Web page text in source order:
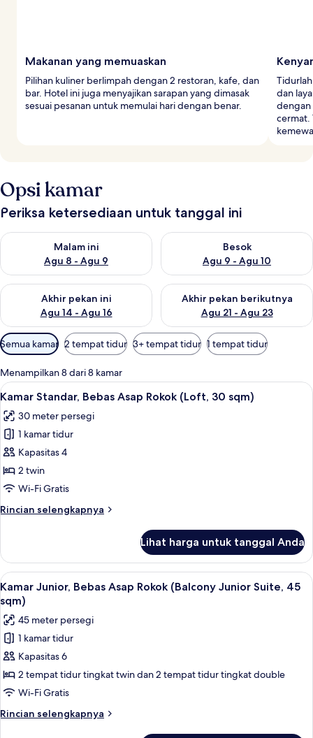
Makanan yang memuaskan
Pilihan kuliner berlimpah dengan 2 restoran, kafe, dan
bar. Hotel ini juga menyajikan sarapan yang dimasak
sesuai pesanan untuk memulai hari dengan benar.
dan
dengan
cermat.
Opsi kamar
Periksa ketersediaan untuk tanggal ini
Malam ini
Agu 8 - Agu 9
Periksa ketersediaan untuk malam ini Agu 8 - Agu 9
Besok
Agu 9 - Agu 10
Periksa ketersediaan untuk
Akhir pekan ini
Agu 14 - Agu 16
Periksa ketersediaan untuk akhir pekan ini Agu 14 - Agu 16
Akhir pekan berikutnya
Agu 21 - Agu 23
Periksa ketersediaan untuk
Filter
tersedia
untuk
kamar
Semua kamar 2 tempat tidur 3+ tempat tidur 1 tempat tidur
Menampilkan 8 dari 8 kamar
Lihat
semua
foto
untuk
Kamar
Standar,
Bebas
Rokok
sqm)
Kamar Standar, Bebas Asap Rokok
7
Kamar Standar, Bebas Asap Rokok (Loft, 30 sqm)
30 meter persegi
1 kamar tidur
Kapasitas 4
2 twin
Wi-Fi Gratis
Rincian selengkapnya
Rincian
Kamar
Standar,
Bebas
Asap
Rokok
(Loft,
30
sqm)
Lihat harga untuk tanggal Anda
Lihat
semua
foto
untuk
Kamar
Junior,
Bebas
Asap
Rokok
(Balcony
Kamar Junior, Bebas Asap Rokok
7
Kamar Junior, Bebas Asap Rokok (Balcony Junior Suite, 45
sqm)
45 meter persegi
1 kamar tidur
Kapasitas 6
2 tempat tidur tingkat twin dan 2 tempat tidur tingkat double
Wi-Fi Gratis
Rincian selengkapnya
Rincian